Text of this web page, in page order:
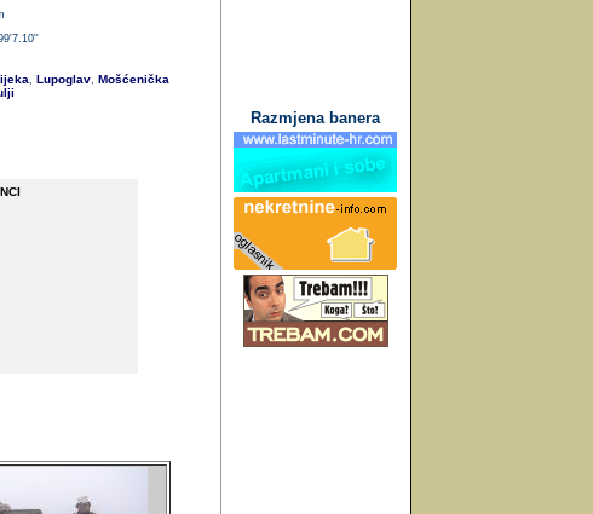
, Lupoglav, Mošćenička
Razmjena banera